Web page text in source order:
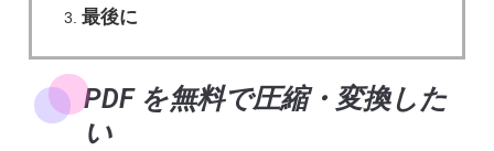
最後に
PDF を無料で圧縮・変換した
い